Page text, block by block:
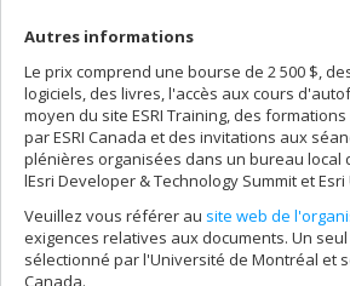
Autres informations
Le prix comprend une bourse de 2 500 $,
logiciels, des livres, l'accès aux cours
moyen du site ESRI Training, des
par ESRI Canada et des invitations aux
plénières organisées dans un bureau local
lEsri Developer & Technology Summit et
Veuillez vous référer au site web de
exigences relatives aux documents. Un
sélectionné par l'Université de Montréal et
Canada.